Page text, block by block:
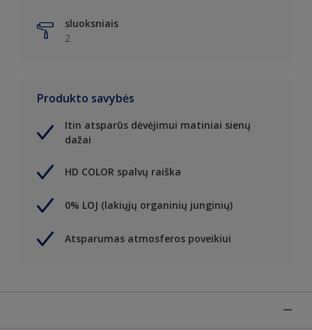
sluoksniais
2
Produkto savybės
Itin atsparūs dėvėjimui matiniai sienų
dažai
HD COLOR spalvų raiška
0% LOJ (lakiųjų organinių junginių)
Atsparumas atmosferos poveikiui